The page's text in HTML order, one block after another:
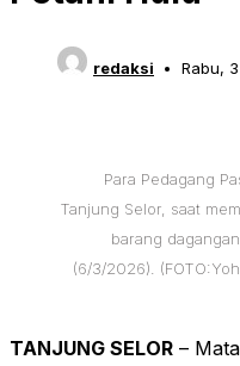
redaksi Rabu,
Para Pedagang
Tanjung Selor, saat
barang
(6/3/2026).
TANJUNG SELOR –